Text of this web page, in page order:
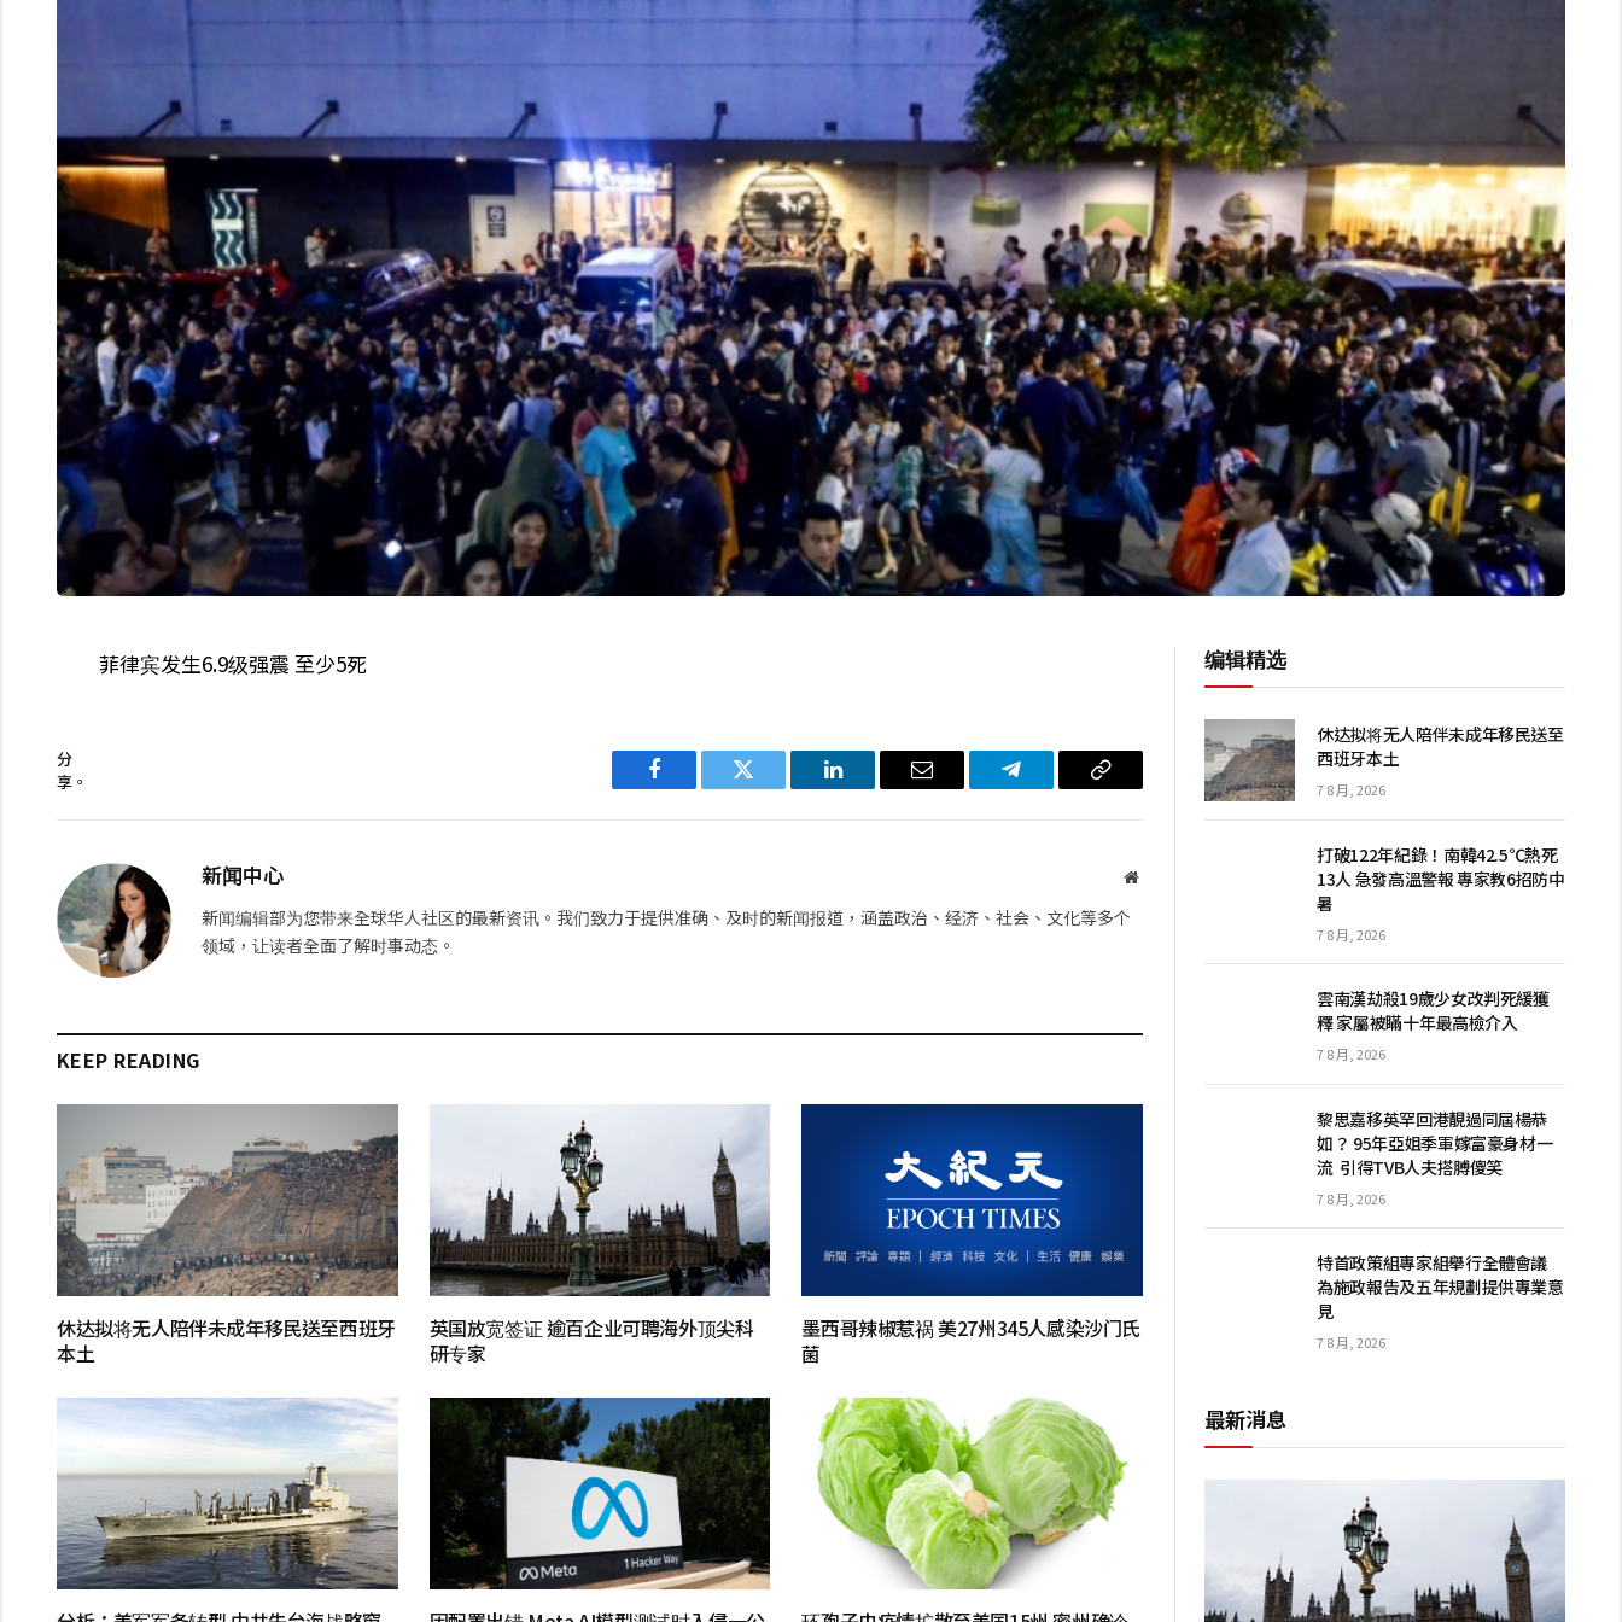
菲律宾发生6.9级强震 至少5死
分
享。
Facebook Twitter LinkedIn 电
Telegram 复
新闻中心
网
新闻编辑部为您带来全球华人社区的最新资讯。我们致力于提供准确、及时的新闻报道，涵盖政治、经济、社会、文化等多个
领域，让读者全面了解时事动态。
KEEP READING
休达拟将无人陪伴未成年移民送至西班牙
本土
英国放宽签证 逾百企业可聘海外顶尖科
研专家
墨西哥辣椒惹祸 美27州345人感染沙门氏
菌
编辑精选
休达拟将无人陪伴未成年移民送至
西班牙本土
7 8 月, 2026
打破122年紀錄！南韓42.5℃熱死
13人 急發高溫警報 專家教6招防中
暑
7 8 月, 2026
雲南漢劫殺19歲少女改判死緩獲
釋 家屬被瞞十年最高檢介入
7 8 月, 2026
黎思嘉移英罕回港靚過同屆楊恭
如？ 95年亞姐季軍嫁富豪身材一
流 引得TVB人夫搭膊傻笑
7 8 月, 2026
特首政策組專家組舉行全體會議
為施政報告及五年規劃提供專業意
見
7 8 月, 2026
最新消息